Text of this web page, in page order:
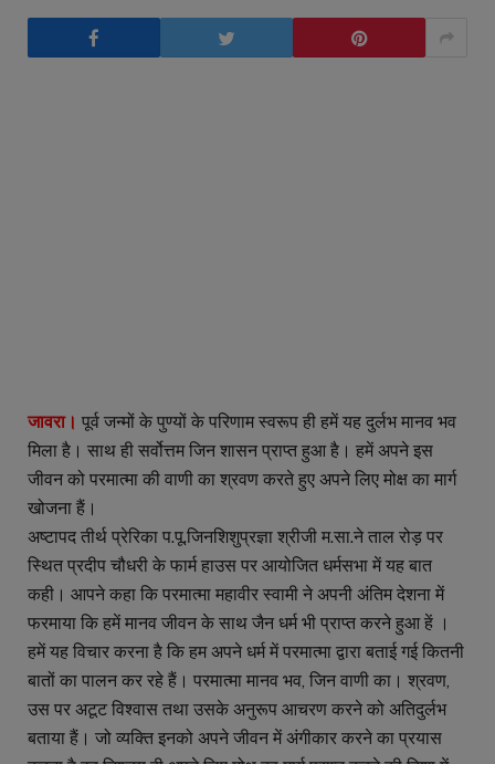
जावरा। पूर्व जन्मों के पुण्यों के परिणाम स्वरूप ही हमें यह दुर्लभ मानव भव
मिला है। साथ ही सर्वोत्तम जिन शासन प्राप्त हुआ है। हमें अपने इस
जीवन को परमात्मा की वाणी का श्रवण करते हुए अपने लिए मोक्ष का मार्ग
खोजना हैं।
अष्टापद तीर्थ प्रेरिका प.पू.जिनशिशुप्रज्ञा श्रीजी म.सा.ने ताल रोड़ पर
स्थित प्रदीप चौधरी के फार्म हाउस पर आयोजित धर्मसभा में यह बात
कही। आपने कहा कि परमात्मा महावीर स्वामी ने अपनी अंतिम देशना में
फरमाया कि हमें मानव जीवन के साथ जैन धर्म भी प्राप्त करने हुआ हें ।
हमें यह विचार करना है कि हम अपने धर्म में परमात्मा द्वारा बताई गई कितनी
बातों का पालन कर रहे हैं। परमात्मा मानव भव, जिन वाणी का। श्रवण,
उस पर अटूट विश्वास तथा उसके अनुरूप आचरण करने को अतिदुर्लभ
बताया हैं। जो व्यक्ति इनको अपने जीवन में अंगीकार करने का प्रयास